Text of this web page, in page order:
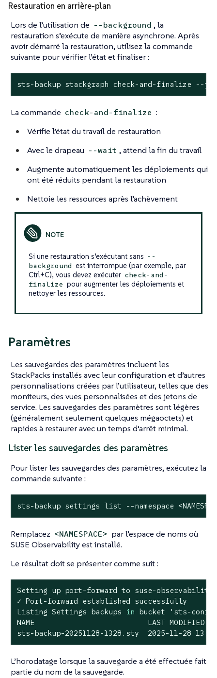
Restauration en arrière-plan
Lors de l’utilisation de --background , la
restauration s’exécute de manière asynchrone. Après
avoir démarré la restauration, utilisez la commande
suivante pour vérifier l’état et finaliser :
sts-backup stackgraph check-and-finalize --job
La commande check-and-finalize :
Vérifie l’état du travail de restauration
Avec le drapeau --wait , attend la fin du travail
Augmente automatiquement les déploiements qui
ont été réduits pendant la restauration
Nettoie les ressources après l’achèvement
Si une restauration s’exécutant sans --
background est interrompue (par exemple, par
Ctrl+C), vous devez exécuter check-and-
finalize pour augmenter les déploiements et
nettoyer les ressources.
Paramètres
Les sauvegardes des paramètres incluent les
StackPacks installés avec leur configuration et d’autres
personnalisations créées par l’utilisateur, telles que des
moniteurs, des vues personnalisées et des jetons de
service. Les sauvegardes des paramètres sont légères
(généralement seulement quelques mégaoctets) et
rapides à restaurer avec un temps d’arrêt minimal.
Lister les sauvegardes des paramètres
Pour lister les sauvegardes des paramètres, exécutez la
commande suivante :
sts-backup settings list --namespace
Remplacez <NAMESPACE> par l’espace de noms où
SUSE Observability est installé.
Le résultat doit se présenter comme suit :
Setting up port-forward to suse-
✓ Port-forward established successfully
Listing Settings backups
in bucket
'sts-
NAME                          LAST MODIFIED
sts-backup-20251128-1328.sty  2025-11-28
L’horodatage lorsque la sauvegarde a été effectuée fait
partie du nom de la sauvegarde.